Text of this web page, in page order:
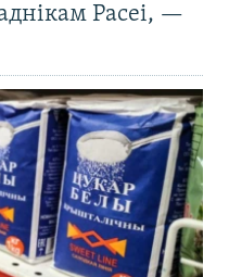
Расеі, —